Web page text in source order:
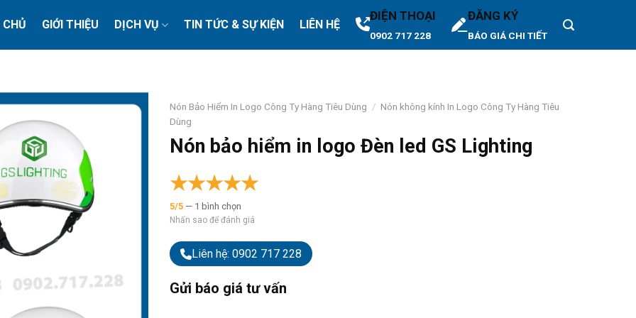
GIỚI THIỆU DỊCH VỤ TIN TỨC & SỰ KIỆN LIÊN HỆ
ĐIỆN THOẠI
0902 717 228
ĐĂNG KÝ
BÁO GIÁ CHI TIẾT
Nón Bảo Hiểm In Logo Công Ty Hàng Tiêu Dùng / Nón không kính In Logo Công Ty Hàng Tiêu
Dùng
Nón bảo hiểm in logo Đèn led GS Lighting
★
★
★
★
★
5/5 — 1 bình chọn
Nhấn sao để đánh giá
Liên hệ: 0902 717 228
Gửi báo giá tư vấn